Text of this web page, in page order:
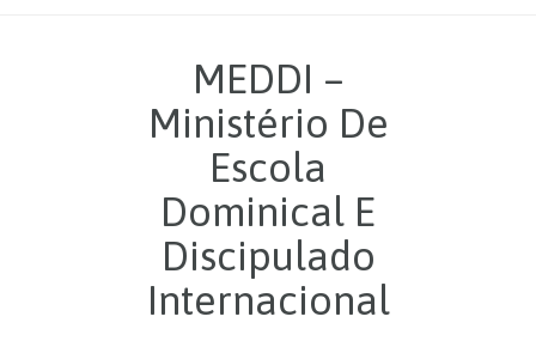
MEDDI –
Ministério De
Escola
Dominical E
Discipulado
Internacional